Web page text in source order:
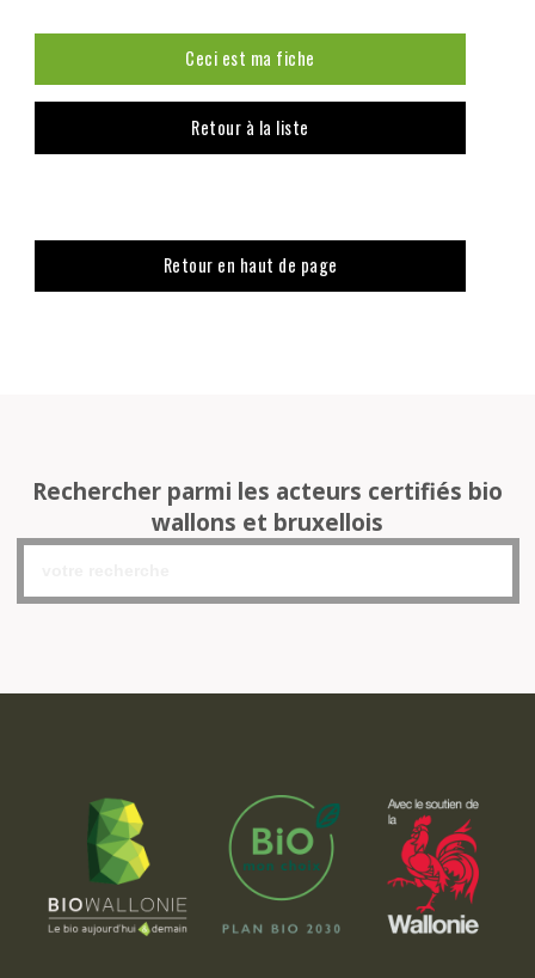
Ceci est ma fiche
Retour à la liste
Retour en haut de page
Rechercher parmi les acteurs certifiés bio
wallons et bruxellois